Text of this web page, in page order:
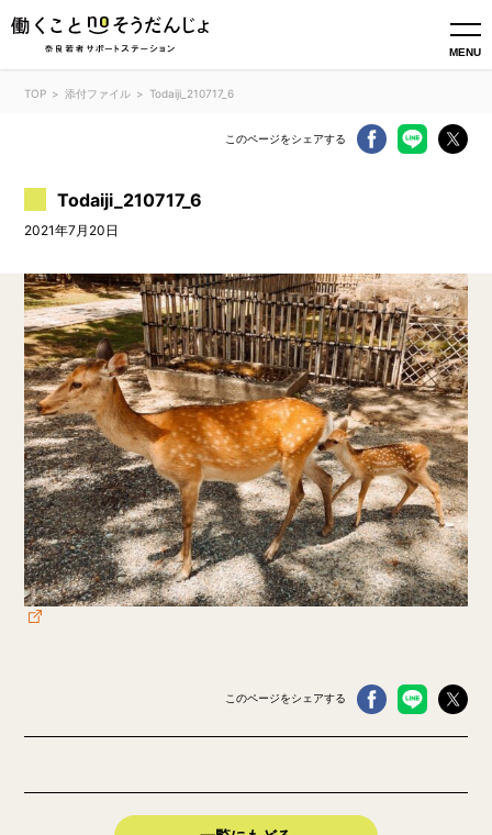
MENU
TOP 添付ファイル Todaiji_210717_6
このページをシェアする
Todaiji_210717_6
2021年7月20日
このページをシェアする